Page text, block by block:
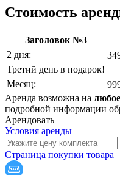
Стоимость
Заголовок №3
2 дня:
Третий день в подарок!
Месяц:
Аренда возможна на любое
подробной информации
Арендовать
Условия аренды
Страница покупки товара